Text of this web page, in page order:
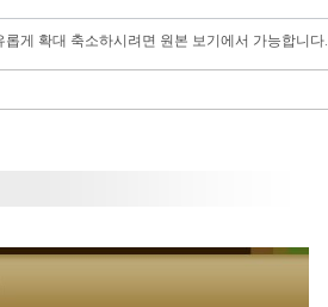
게 확대 축소하시려면 원본 보기에서 가능합니다.